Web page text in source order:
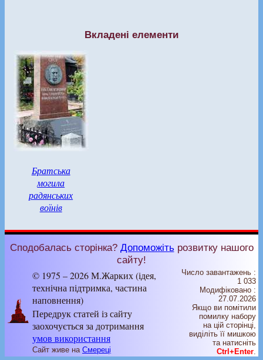
Вкладені елементи
Братська
могила
радянських
воїнів
Сподобалась сторінка? Допоможіть розвитку нашого
сайту!
© 1975 – 2026 М.Жарких (ідея,
технічна підтримка, частина
наповнення)
Передрук статей із сайту
заохочується за дотримання
умов використання
Сайт живе на Смереці
Число завантажень :
1 033
Модифіковано :
27.07.2026
Якщо ви помітили
помилку набору
на цiй сторiнцi,
видiлiть її мишкою
та натисніть
Ctrl+Enter.